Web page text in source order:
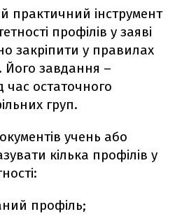
інструмент
профілів у заяві
закріпити у правилах
Його завдання –
час остаточного
груп.
учень або
кілька профілів у
профіль;